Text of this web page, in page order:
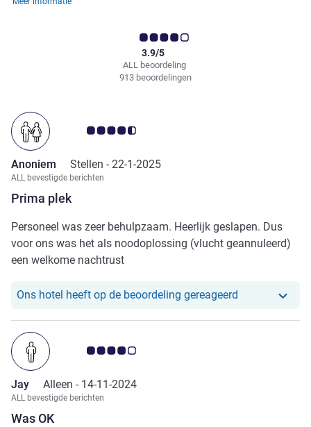
ALL beoordeling
3.9/5
913 beoordelingen
Prima plek
Avis-klantbeoordeling 4.5/5
Anoniem Stellen - 22-1-2025
ALL bevestigde berichten
Personeel was zeer behulpzaam. Heerlijk geslapen. Dus
voor ons was het als noodoplossing (vlucht geannuleerd)
een welkome nachtrust
Ons hotel heeft op de beoordeling gereageerd Ons hotel
Was OK
Avis-klantbeoordeling 4.0/5
Jay Alleen - 14-11-2024
ALL bevestigde berichten